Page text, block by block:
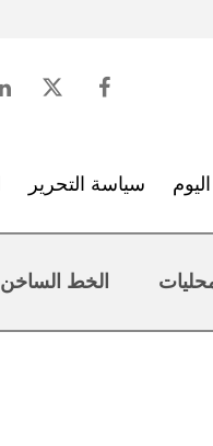
سياسة التحرير
الخط الساخن